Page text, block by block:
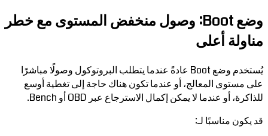
وضع Boot: وصول منخفض المستوى مع خطر
مناولة أعلى
يُستخدم وضع Boot عادةً عندما يتطلب البروتوكول وصولًا مباشرًا
على مستوى المعالج، أو عندما تكون هناك حاجة إلى تغطية أوسع
للذاكرة، أو عندما لا يمكن إكمال الاسترجاع عبر OBD أو Bench.
قد يكون مناسبًا لـ: